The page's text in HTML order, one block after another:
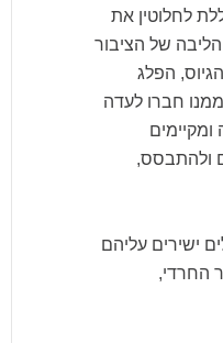
לחלוטין את
של הציבור
הפלג
חברו לעדה
ולהתבסס,
ישירים עליהם
החרדי,